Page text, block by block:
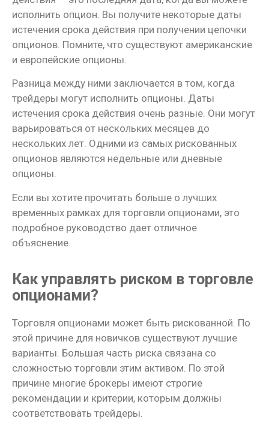
исполнить опцион. Вы получите некоторые даты
истечения срока действия при получении цепочки
опционов. Помните, что существуют американские
и европейские опционы.
Разница между ними заключается в том, когда
трейдеры могут исполнить опционы. Даты
истечения срока действия очень разные. Они могут
варьироваться от нескольких месяцев до
нескольких лет. Одними из самых рискованных
опционов являются недельные или дневные
опционы.
Если вы хотите прочитать больше о лучших
временных рамках для торговли опционами, это
подробное руководство дает отличное
объяснение.
Как управлять риском в торговле
опционами?
Торговля опционами может быть рискованной. По
этой причине для новичков существуют лучшие
варианты. Большая часть риска связана со
сложностью торговли этим активом. По этой
причине многие брокеры имеют строгие
рекомендации и критерии, которым должны
соответствовать трейдеры.